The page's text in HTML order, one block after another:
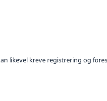
likevel kreve registrering og